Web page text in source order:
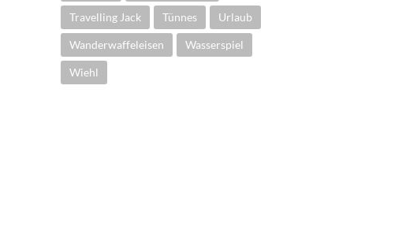
Travelling Jack Tünnes Urlaub
Wanderwaffeleisen Wasserspiel
Wiehl